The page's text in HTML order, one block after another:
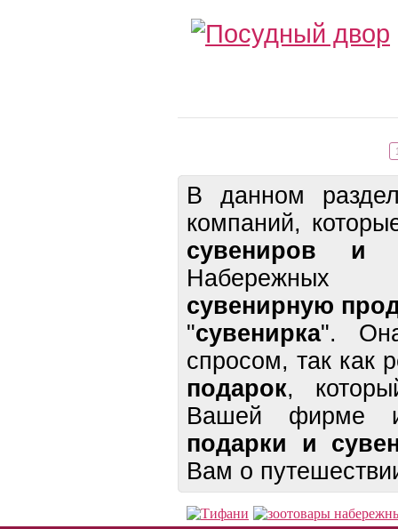
В данном
компаний,
сувениров и
Набережных
сувенирную
"сувенирка".
спросом, так как
подарок,
Вашей фирме
подарки и
Вам о